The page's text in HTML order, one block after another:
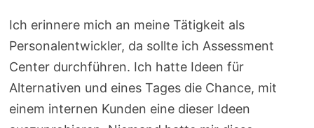
Ich erinnere mich an meine Tätigkeit als
Personalentwickler, da sollte ich Assessment
Center durchführen. Ich hatte Ideen für
Alternativen und eines Tages die Chance, mit
einem internen Kunden eine dieser Ideen